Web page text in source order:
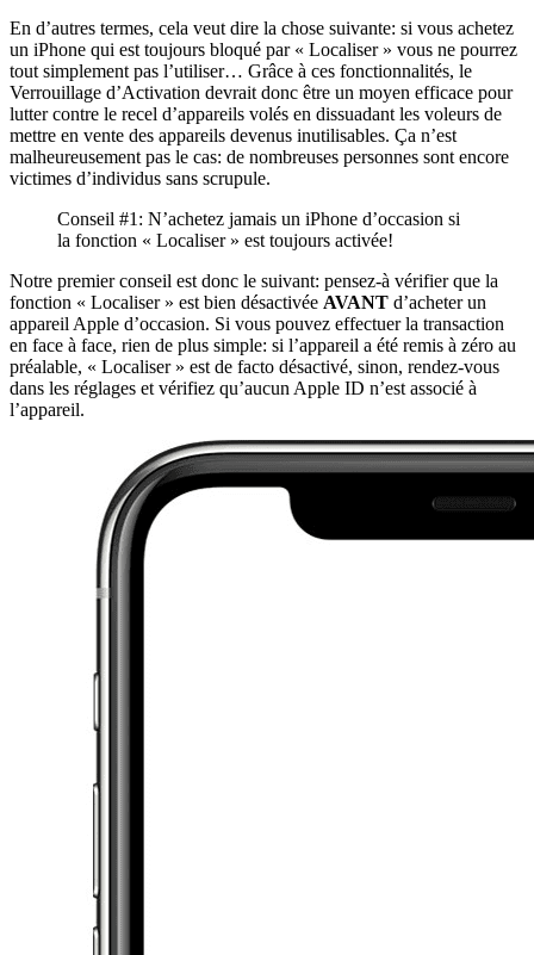
En d’autres termes, cela veut dire la chose suivante: si vous achetez
un iPhone qui est toujours bloqué par « Localiser » vous ne pourrez
tout simplement pas l’utiliser… Grâce à ces fonctionnalités, le
Verrouillage d’Activation devrait donc être un moyen efficace pour
lutter contre le recel d’appareils volés en dissuadant les voleurs de
mettre en vente des appareils devenus inutilisables. Ça n’est
malheureusement pas le cas: de nombreuses personnes sont encore
victimes d’individus sans scrupule.
Conseil #1: N’achetez jamais un iPhone d’occasion si
la fonction « Localiser » est toujours activée!
Notre premier conseil est donc le suivant: pensez-à vérifier que la
fonction « Localiser » est bien désactivée AVANT d’acheter un
appareil Apple d’occasion. Si vous pouvez effectuer la transaction
en face à face, rien de plus simple: si l’appareil a été remis à zéro au
préalable, « Localiser » est de facto désactivé, sinon, rendez-vous
dans les réglages et vérifiez qu’aucun Apple ID n’est associé à
l’appareil.